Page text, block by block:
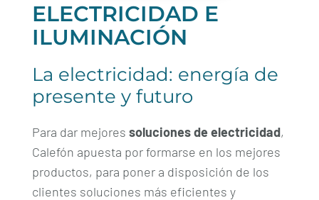
ELECTRICIDAD E
ILUMINACIÓN
La electricidad: energía de
presente y futuro
Para dar mejores soluciones de electricidad,
Calefón apuesta por formarse en los mejores
productos, para poner a disposición de los
clientes soluciones más eficientes y